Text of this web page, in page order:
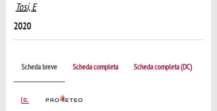
Tosi, E
2020
Scheda breve Scheda completa Scheda completa (DC)